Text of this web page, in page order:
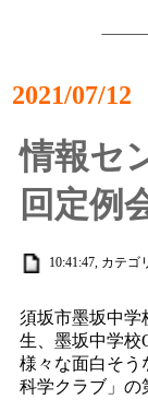
2021/07/12
情報セ
回定例
10:41:47, カテゴ
須坂市墨坂中学
生、墨坂中学校
様々な面白そう
科学クラブ」の